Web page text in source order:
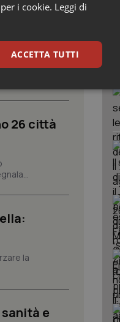
da
del Ministero
26 città
la
e
i cookie. Leggi di
ACCETTA TUTTI
Marketing
dell'utente per la loro
i dati sul consenso
politiche e
nelle sessioni future.
dal servizio Cookie-
preferenze di consenso